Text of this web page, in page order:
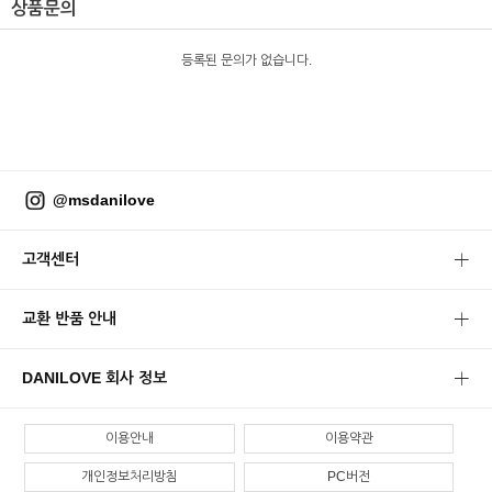
상품문의
등록된 문의가 없습니다.
@msdanilove
고객센터
교환 반품 안내
DANILOVE 회사 정보
이용안내 이용약관
개인정보처리방침 PC버전